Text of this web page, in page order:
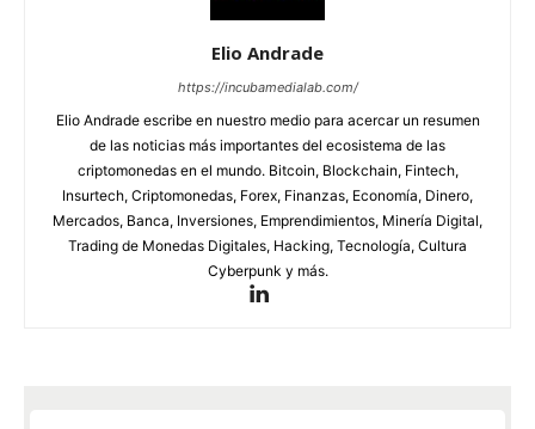
Elio Andrade
https://incubamedialab.com/
Elio Andrade escribe en nuestro medio para acercar un resumen
de las noticias más importantes del ecosistema de las
criptomonedas en el mundo. Bitcoin, Blockchain, Fintech,
Insurtech, Criptomonedas, Forex, Finanzas, Economía, Dinero,
Mercados, Banca, Inversiones, Emprendimientos, Minería Digital,
Trading de Monedas Digitales, Hacking, Tecnología, Cultura
Cyberpunk y más.